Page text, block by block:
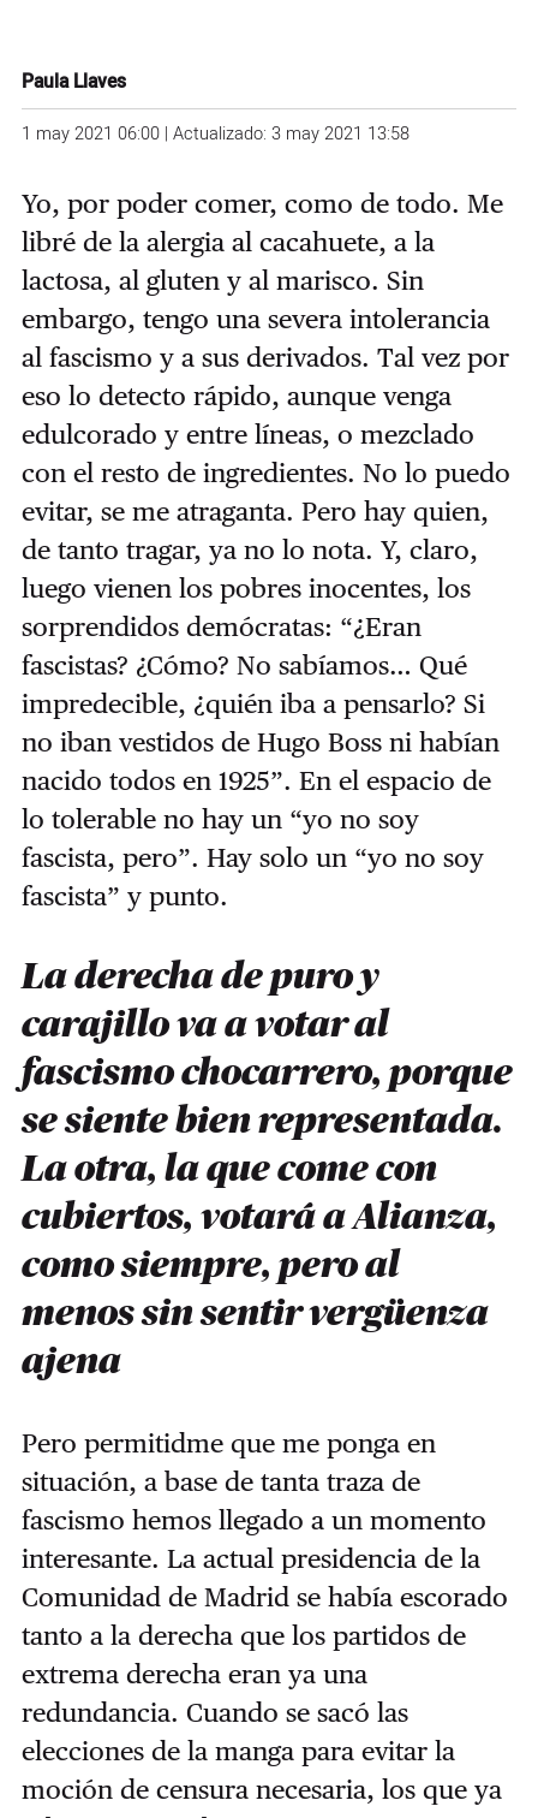
Paula Llaves
1 may 2021 06:00 | Actualizado: 3 may 2021 13:58
Yo, por poder comer, como de todo. Me
libré de la alergia al cacahuete, a la
lactosa, al gluten y al marisco. Sin
embargo, tengo una severa intolerancia
al fascismo y a sus derivados. Tal vez por
eso lo detecto rápido, aunque venga
edulcorado y entre líneas, o mezclado
con el resto de ingredientes. No lo puedo
evitar, se me atraganta. Pero hay quien,
de tanto tragar, ya no lo nota. Y, claro,
luego vienen los pobres inocentes, los
sorprendidos demócratas: “¿Eran
fascistas? ¿Cómo? No sabíamos… Qué
impredecible, ¿quién iba a pensarlo? Si
no iban vestidos de Hugo Boss ni habían
nacido todos en 1925”. En el espacio de
lo tolerable no hay un “yo no soy
fascista, pero”. Hay solo un “yo no soy
fascista” y punto.
La derecha de puro y
carajillo va a votar al
fascismo chocarrero, porque
se siente bien representada.
La otra, la que come con
cubiertos, votará a Alianza,
como siempre, pero al
menos sin sentir vergüenza
ajena
Pero permitidme que me ponga en
situación, a base de tanta traza de
fascismo hemos llegado a un momento
interesante. La actual presidencia de la
Comunidad de Madrid se había escorado
tanto a la derecha que los partidos de
extrema derecha eran ya una
redundancia. Cuando se sacó las
elecciones de la manga para evitar la
moción de censura necesaria, los que ya